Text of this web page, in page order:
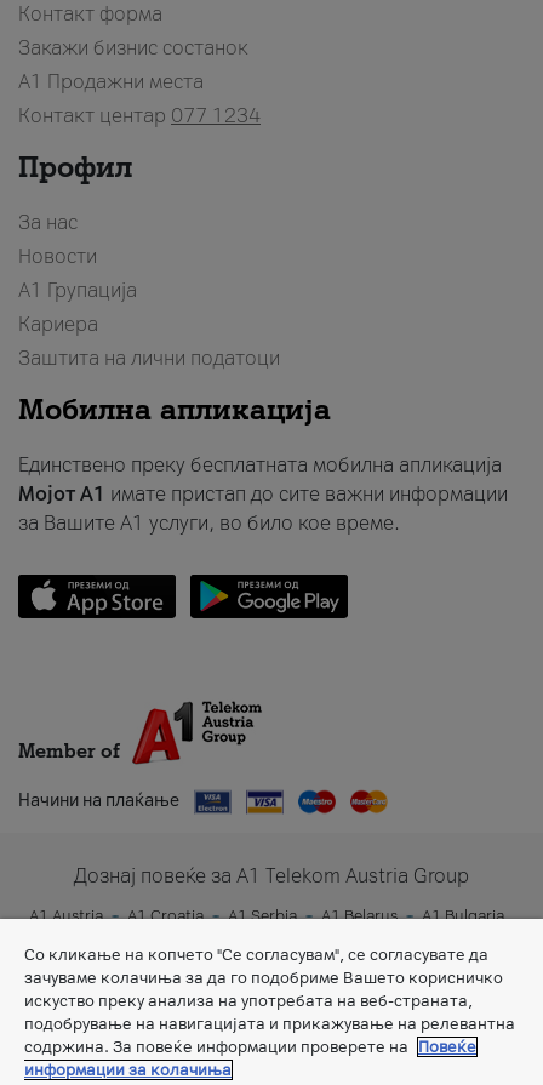
Контакт форма
Закажи бизнис состанок
A1 Продажни места
Контакт центар 077 1234
Профил
За нас
Новости
А1 Групација
Кариера
Заштита на лични податоци
Мобилна апликација
Единствено преку бесплатната мобилна апликација
Мојот A1 имате пристап до сите важни информации
за Вашите A1 услуги, во било кое време.
Member of
Начини на плаќање
Дознај повеќе за A1 Telekom Austria Group
A1 Austria A1 Croatia A1 Serbia A1 Belarus
A1 Bulgaria
A1 Slovenia
A1 Digital
Со кликање на копчето "Се согласувам", се согласувате да
зачуваме колачиња за да го подобриме Вашето корисничко
искуство преку анализа на употребата на веб-страната,
подобрување на навигацијата и прикажување на релевантна
содржина. За повеќе информации проверете на
Повеќе
информации за колачиња